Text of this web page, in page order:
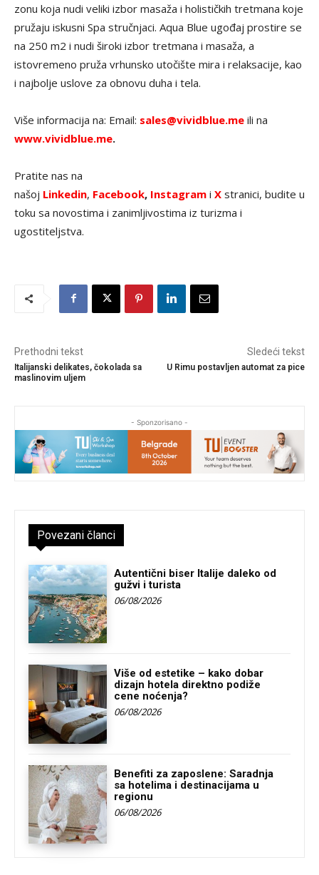
zonu koja nudi veliki izbor masaža i holističkih tretmana koje
pružaju iskusni Spa stručnjaci. Aqua Blue ugođaj prostire se
na 250 m2 i nudi široki izbor tretmana i masaža, a
istovremeno pruža vrhunsko utočište mira i relaksacije, kao
i najbolje uslove za obnovu duha i tela.
Više informacija na: Email: sales@vividblue.me ili na
www.vividblue.me.
Pratite nas na
našoj Linkedin, Facebook, Instagram i X stranici, budite u
toku sa novostima i zanimljivostima iz turizma i
ugostiteljstva.
Prethodni tekst
Italijanski delikates, čokolada sa
maslinovim uljem
Sledeći tekst
U Rimu postavljen automat za pice
- Sponzorisano -
Povezani članci
Autentični biser Italije daleko od
gužvi i turista
06/08/2026
Više od estetike – kako dobar
dizajn hotela direktno podiže
cene noćenja?
06/08/2026
Benefiti za zaposlene: Saradnja
sa hotelima i destinacijama u
regionu
06/08/2026